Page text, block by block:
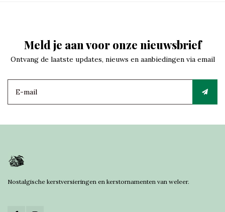
Meld je aan voor onze nieuwsbrief
Ontvang de laatste updates, nieuws en aanbiedingen via email
Nostalgische kerstversieringen en kerstornamenten van weleer.